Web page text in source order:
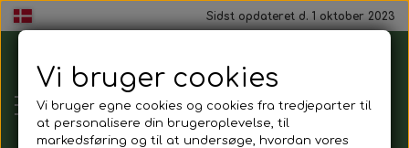
Sidst opdateret d. 1 oktober 2023
Tårnborg
Forsamlingshus
Vi bruger cookies
Vi bruger egne cookies og cookies fra tredjeparter til
at personalisere din brugeroplevelse, til
markedsføring og til at undersøge, hvordan vores